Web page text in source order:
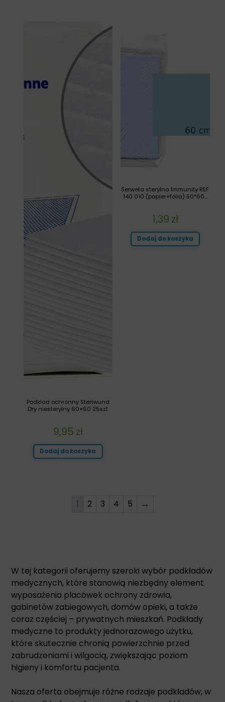
Serweta sterylna Immunity REF
140 010 (papier+folia) 50*60...
1,39 zł
Dodaj do koszyka
Podkład ochronny Steriwund
Dry niesterylny 60×60 25szt
9,95 zł
Dodaj do koszyka
1 2 3 4 5 →
W tej kategorii oferujemy szeroki wybór podkładów
medycznych, które stanowią niezbędny element
wyposażenia placówek ochrony zdrowia,
gabinetów zabiegowych, domów opieki, a także
coraz częściej – prywatnych mieszkań. Podkłady
medyczne to produkty jednorazowego użytku,
które skutecznie chronią powierzchnie przed
zabrudzeniami i wilgocią, zwiększając poziom
higieny i komfortu pacjenta.
Nasza oferta obejmuje różne rodzaje podkładów, w